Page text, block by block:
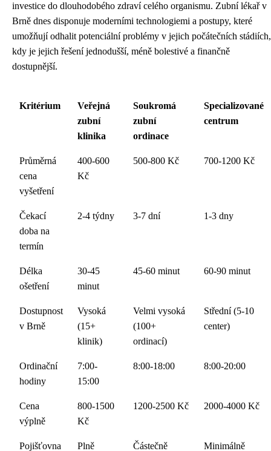
investice do dlouhodobého zdraví celého organismu. Zubní lékař v
Brně dnes disponuje moderními technologiemi a postupy, které
umožňují odhalit potenciální problémy v jejich počátečních stádiích,
kdy je jejich řešení jednodušší, méně bolestivé a finančně
dostupnější.
Kritérium
Veřejná
zubní
klinika
Soukromá
zubní
ordinace
Specializované
centrum
Průměrná
cena
vyšetření
400-600
Kč
500-800 Kč 700-1200 Kč
Čekací
doba na
termín
2-4 týdny 3-7 dní 1-3 dny
Délka
ošetření
30-45
minut
45-60 minut 60-90 minut
Dostupnost
v Brně
Vysoká
(15+
klinik)
Velmi vysoká
(100+
ordinací)
Střední (5-10
center)
Ordinační
hodiny
7:00-
15:00
8:00-18:00 8:00-20:00
Cena
výplně
800-1500
Kč
1200-2500 Kč 2000-4000 Kč
Pojišťovna Plně Částečně Minimálně